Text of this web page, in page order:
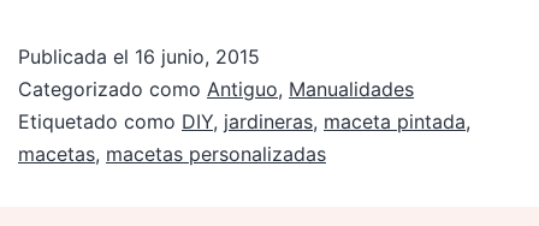
Publicada el 16 junio, 2015
Categorizado como Antiguo, Manualidades
Etiquetado como DIY, jardineras, maceta pintada,
macetas, macetas personalizadas